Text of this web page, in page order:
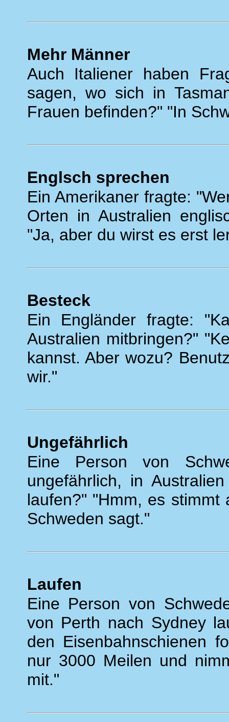
Mehr Männer
Auch Italiener haben
sagen, wo sich in
Frauen befinden?" "In
Englsch sprechen
Ein Amerikaner fragte:
Orten in Australien
"Ja, aber du wirst es erst
Besteck
Ein Engländer fragte:
Australien mitbringen?"
kannst. Aber wozu?
wir."
Ungefährlich
Eine Person von
ungefährlich, in
laufen?" "Hmm, es
Schweden sagt."
Laufen
Eine Person von
von Perth nach Sydney
den Eisenbahnschienen
nur 3000 Meilen und
mit."